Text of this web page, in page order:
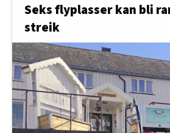
Seks flyplasser kan bli
streik